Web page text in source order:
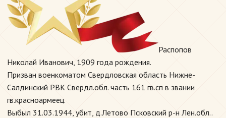
Распопов
Николай Иванович, 1909 года рождения.
Призван военкоматом Свердловская область Нижне-
Салдинский РВК Свердл.обл. часть 161 гв.сп в звании
гв.красноармеец.
Выбыл 31.03.1944, убит, д.Летово Псковский р-н Лен.обл..